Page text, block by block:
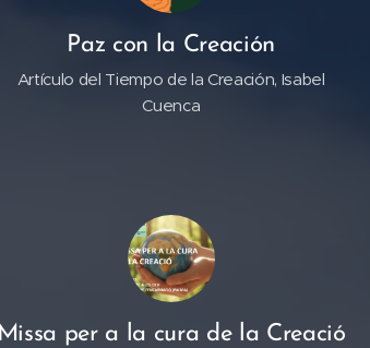
Paz con la Creación
Artículo del Tiempo de la Creación, Isabel
Cuenca
Missa per a la cura de la Creació